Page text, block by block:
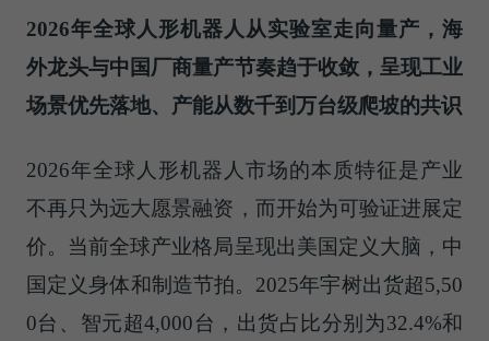
2026年全球人形机器人从实验室走向量产，海
外龙头与中国厂商量产节奏趋于收敛，呈现工业
场景优先落地、产能从数千到万台级爬坡的共识
2026年全球人形机器人市场的本质特征是产业
不再只为远大愿景融资，而开始为可验证进展定
价。当前全球产业格局呈现出美国定义大脑，中
国定义身体和制造节拍。2025年宇树出货超5,50
0台、智元超4,000台，出货占比分别为32.4%和